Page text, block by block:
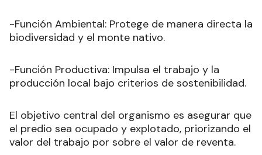
-Función Ambiental: Protege de manera directa la
biodiversidad y el monte nativo.
-Función Productiva: Impulsa el trabajo y la
producción local bajo criterios de sostenibilidad.
El objetivo central del organismo es asegurar que
el predio sea ocupado y explotado, priorizando el
valor del trabajo por sobre el valor de reventa.